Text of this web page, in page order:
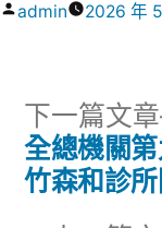
作
admin 2026 年
文
下一篇文章
全總機關
竹森和診所